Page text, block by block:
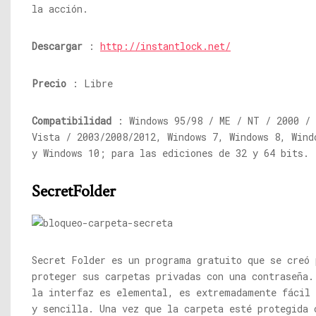
la acción.
Descargar : http://instantlock.net/
Precio : Libre
Compatibilidad : Windows 95/98 / ME / NT / 2000 /
Vista / 2003/2008/2012, Windows 7, Windows 8,
y Windows 10; para las ediciones de 32 y 64 bits.
SecretFolder
Secret Folder es un programa gratuito que se creó
proteger sus carpetas privadas con una contraseña.
la interfaz es elemental, es extremadamente fácil
y sencilla. Una vez que la carpeta esté protegida